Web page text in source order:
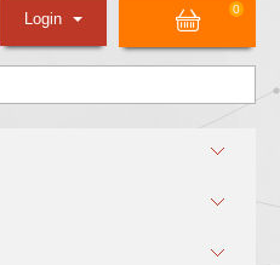
0
Login